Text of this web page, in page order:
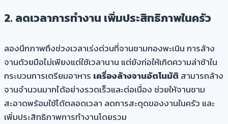
2. ลดเวลาการทำงาน เพิ่มประสิทธิภาพในครัว
ลองนึกภาพถึงช่วงเวลาเร่งด่วนที่จานชามกองพะเนิน การล้าง
จานด้วยมือไม่เพียงแต่ใช้เวลานาน แต่ยังก่อให้เกิดความล่าช้าใน
กระบวนการเตรียมอาหาร เครื่องล้างจานอัตโนมัติ สามารถล้าง
จานจำนวนมากได้อย่างรวดเร็วและต่อเนื่อง ช่วยให้จานชาม
สะอาดพร้อมใช้ได้ตลอดเวลา ลดการสะดุดของงานในครัว และ
เพิ่มประสิทธิภาพการทำงานโดยรวม